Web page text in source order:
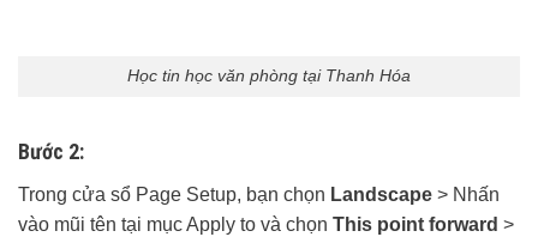
Học tin học văn phòng tại Thanh Hóa
Bước 2:
Trong cửa sổ Page Setup, bạn chọn Landscape > Nhấn
vào mũi tên tại mục Apply to và chọn This point forward >